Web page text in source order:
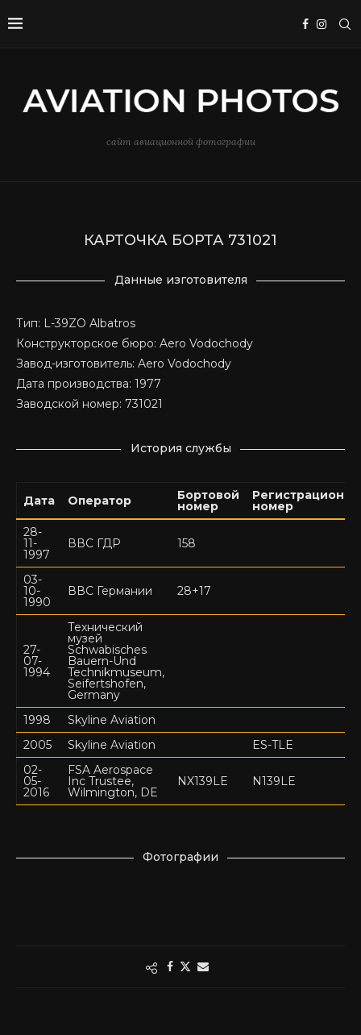
сайт авиационной фотографии
КАРТОЧКА БОРТА 731021
Данные изготовителя
Тип: L-39ZO Albatros
Конструкторское бюро: Aero Vodochody
Завод-изготовитель: Aero Vodochody
Дата производства: 1977
Заводской номер: 731021
История службы
Дата Оператор Бортовой
номер
номер
28-
11-
1997
ВВС ГДР 158
03-
10-
1990
ВВС Германии 28+17
27-
07-
1994
Технический
музей
Schwabisches
Bauern-Und
Technikmuseum,
Seifertshofen,
Germany
1998
Skyline Aviation
2005
Skyline Aviation
ES-TLE
02-
05-
2016
FSA Aerospace
Inc Trustee,
Wilmington, DE
NX139LE N139LE
Фотографии